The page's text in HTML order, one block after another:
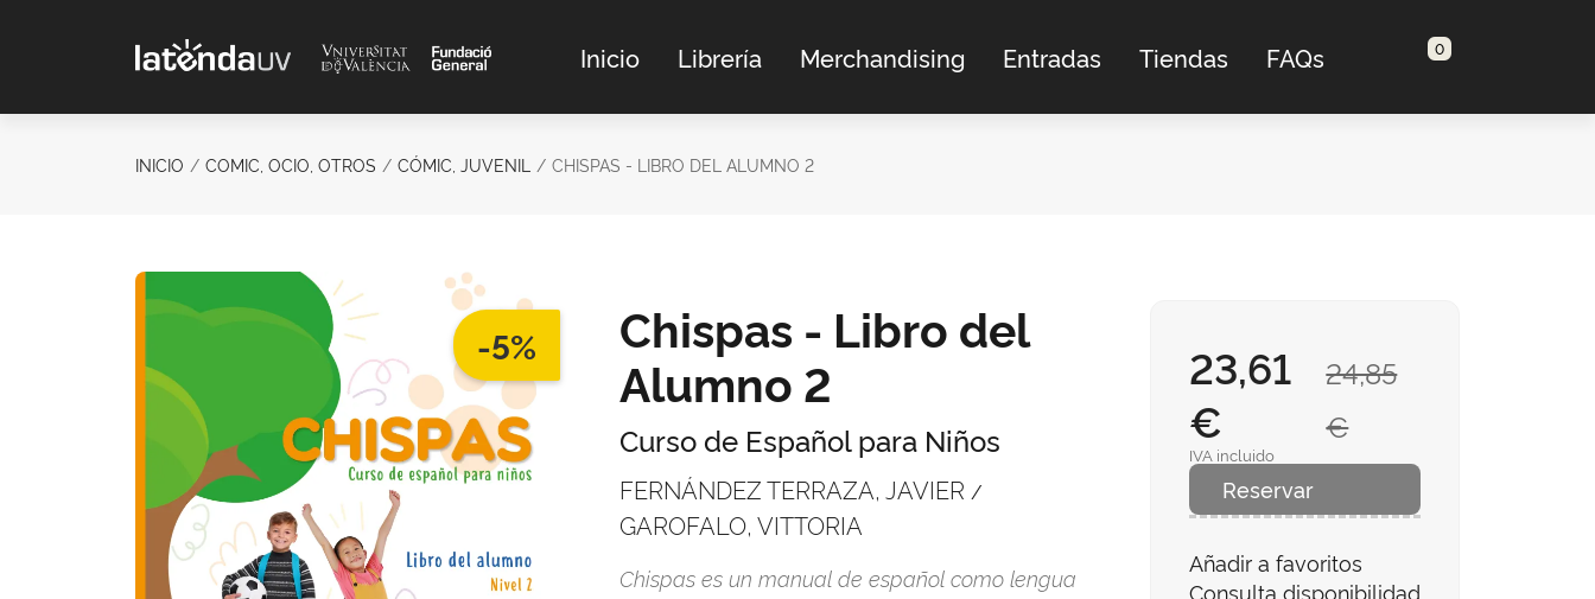
Inicio Librería Merchandising Entradas Tiendas FAQs 0
INICIO COMIC, OCIO, OTROS CÓMIC, JUVENIL CHISPAS - LIBRO DEL ALUMNO 2
-5%
Chispas - Libro del
Alumno 2
Curso de Español para Niños
FERNÁNDEZ TERRAZA, JAVIER /
GAROFALO, VITTORIA
Chispas es un manual de español como lengua
24,85
€
23,61
€
IVA incluido
Reservar
Añadir a favoritos
Consulta disponibilidad